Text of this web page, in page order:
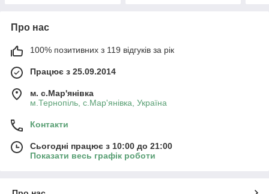
Про нас
100% позитивних з 119 відгуків за рік
Працює з 25.09.2014
м. с.Мар'янівка
м.Тернопіль, с.Мар'янівка, Україна
Контакти
Сьогодні працює з 10:00 до 21:00
Показати весь графік роботи